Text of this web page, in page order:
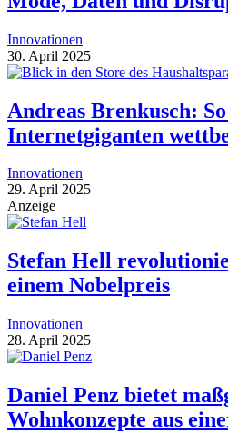
Innovationen
30. April 2025
Andreas Brenkusch:
Internetgiganten
Innovationen
29. April 2025
Anzeige
Stefan Hell
einem Nobelpreis
Innovationen
28. April 2025
Daniel Penz bietet
Wohnkonzepte aus